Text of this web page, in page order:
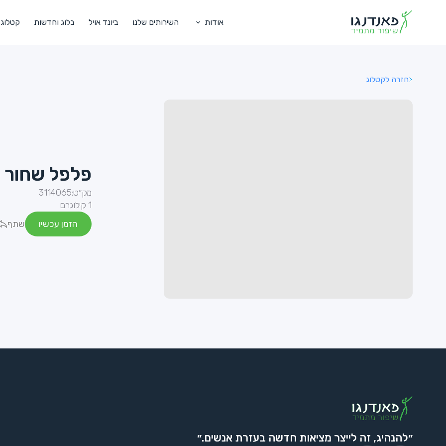
אודות השירותים שלנו ביונד אויל בלוג וחדשות קטלוג
חזרה לקטלוג
פלפל שחור
מק״ט:3114065
1 קילוגרם
הזמן עכשיו
שתף
״להנהיג, זה לייצר מציאות חדשה בעזרת אנשים.״